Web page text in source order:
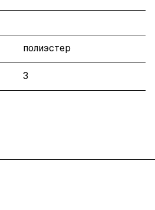
полиэстер
3